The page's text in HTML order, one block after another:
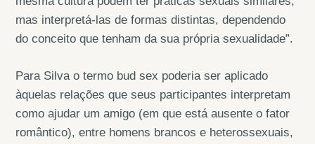
mas interpretá-las de formas distintas, dependendo
do conceito que tenham da sua própria sexualidade”.
Para Silva o termo bud sex poderia ser aplicado
àquelas relações que seus participantes interpretam
como ajudar um amigo (em que está ausente o fator
romântico), entre homens brancos e heterossexuais,